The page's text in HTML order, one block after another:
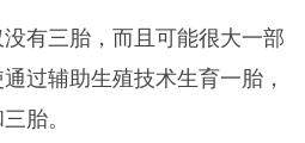
有三胎，而且可能很大一部
过辅助生殖技术生育一胎，
胎。